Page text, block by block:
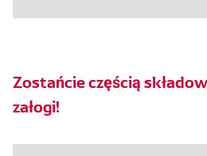
Zostańcie częścią
załogi!